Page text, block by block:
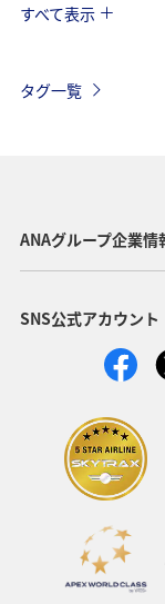
冬 歴史・文
北海道 福井
東京都 帰省
編集長のおすすめ
すべて表示
タグ一覧
ANAグループ企業情
SNS公式アカウント